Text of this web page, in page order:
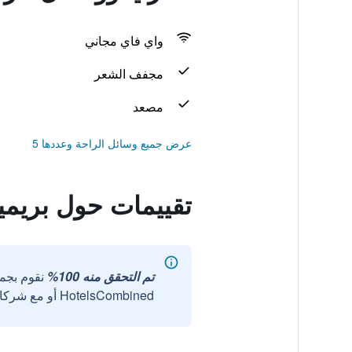
واي فاي مجاني
مجفف الشعر
مصعد
عرض جميع وسائل الراحة وعددها 5
تقييمات حول
تم التحقق منه 100%
نقوم
HotelsCombined أو مع شركائنا الخارجيين الموثوقين.